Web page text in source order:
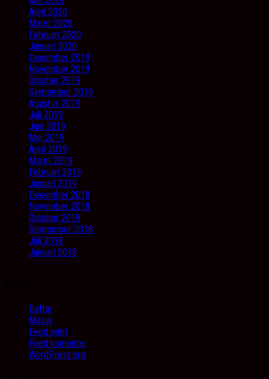
April 2020
Maret 2020
Februari 2020
Januari 2020
Desember 2019
November 2019
Oktober 2019
September 2019
Agustus 2019
Juli 2019
Juni 2019
Mei 2019
April 2019
Maret 2019
Februari 2019
Januari 2019
Desember 2018
November 2018
Oktober 2018
September 2018
Juli 2018
Januari 2018
Daftar
Masuk
Feed entri
Feed komentar
WordPress.org